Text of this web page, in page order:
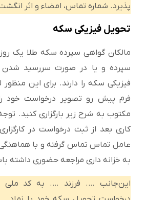
پذیرد. شماره تماس، امضاء و اثر
تحویل فیزیکی سکه
مالکان گواهی سپرده سکه طلا یک
سپرده و یا در صورت سررسید شدن
فیزیکی سکه را دارند. برای این منظور
فرم پیش رو تصویر درخواست خود
کاری بعد از ثبت درخواست در
عامل تماس تماس گرفته و با هماهنگی
به خزانه داری مراجعه حضوری داشته
این‌جانب …. فرزند …. به کد